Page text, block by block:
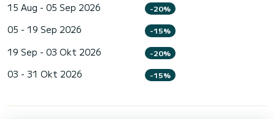
15 Aug - 05 Sep 2026 -20%
05 - 19 Sep 2026 -15%
19 Sep - 03 Okt 2026 -20%
03 - 31 Okt 2026 -15%